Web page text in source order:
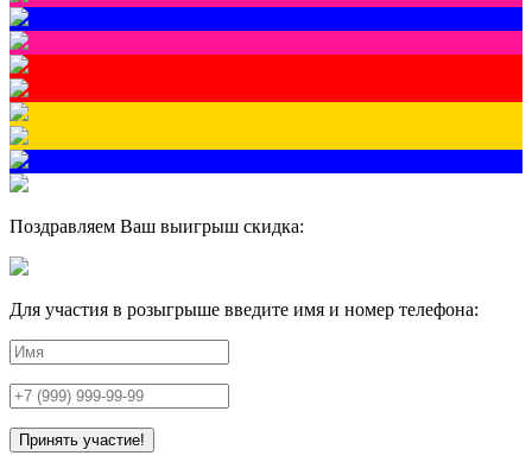
Поздравляем Ваш выигрыш скидка:
Для участия в розыгрыше введите имя и номер телефона: